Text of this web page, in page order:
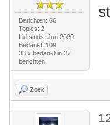
Berichten: 66
Topics: 2
Lid sinds: Jun 2020
Bedankt: 109
38 x bedankt in 27
berichten
Zoek